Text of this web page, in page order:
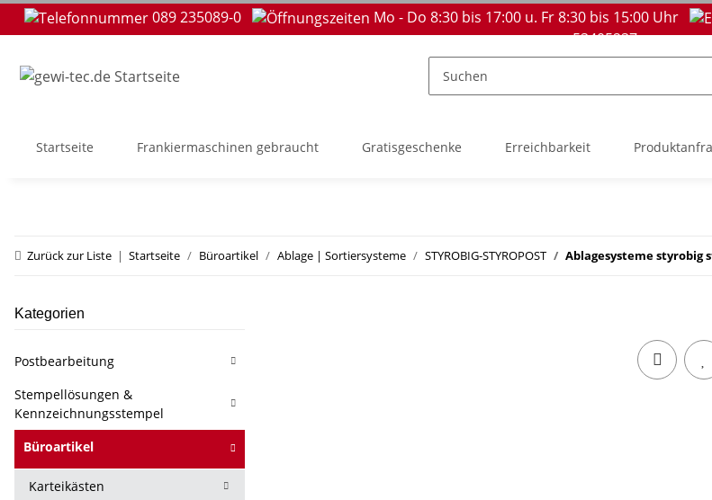
089 235089-0 Mo - Do 8:30 bis 17:00 u. Fr 8:30 bis 15:00 Uhr
53405237
Startseite Frankiermaschinen gebraucht Gratisgeschenke Erreichbarkeit
Zurück zur Liste Startseite Büroartikel Ablage | Sortiersysteme STYROBIG-STYROPOST Ablagesysteme styrobig
Kategorien
Postbearbeitung
Stempellösungen &
Kennzeichnungsstempel
Büroartikel
Karteikästen